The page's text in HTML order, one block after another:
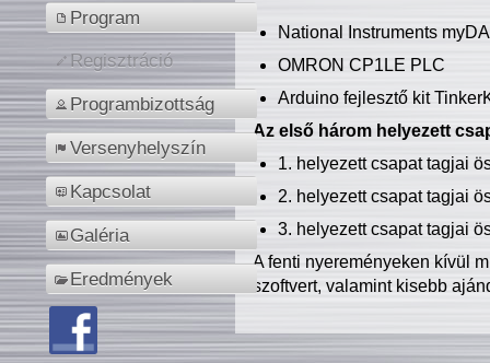
Program
Regisztráció
Programbizottság
Versenyhelyszín
Kapcsolat
Galéria
Eredmények
National Instruments
OMRON CP1LE PLC
Arduino fejlesztő kit
Az első három helyezett
1. helyezett csapat tagjai
2. helyezett csapat tagjai
3. helyezett csapat tagjai
A fenti nyereményeken kívül
szoftvert, valamint kisebb